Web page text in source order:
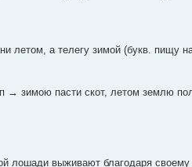
летом, а телегу зимой (букв. пищу
→ зимою пасти скот, летом землю
лошади выживают благодаря своему